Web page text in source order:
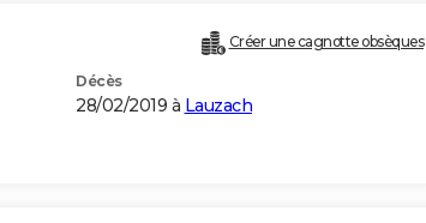
Créer une cagnotte obsèques
Décès
28/02/2019 à Lauzach